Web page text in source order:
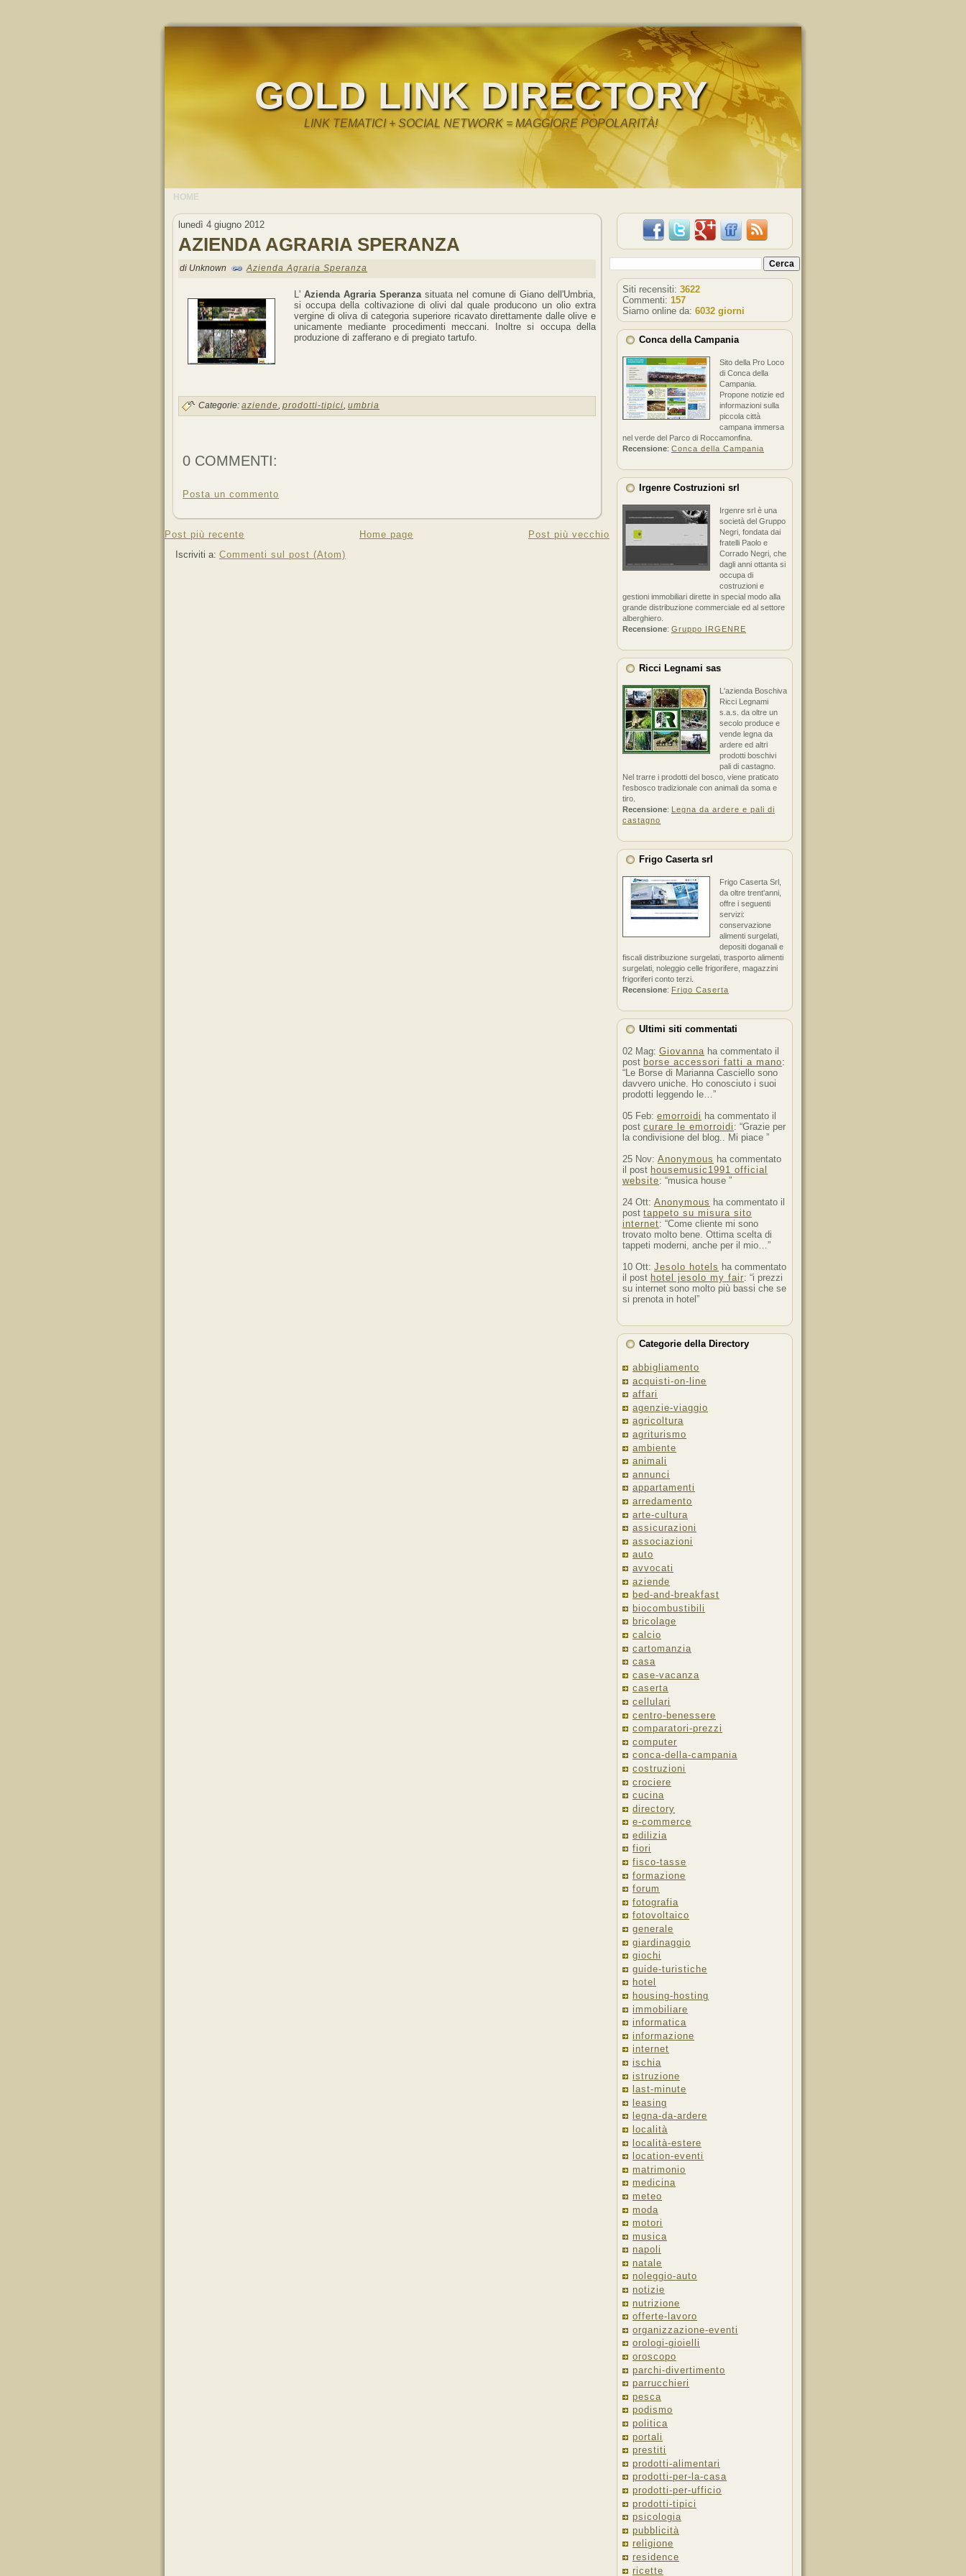
GOLD LINK DIRECTORY
LINK TEMATICI + SOCIAL NETWORK = MAGGIORE POPOLARITÀ!
HOME
lunedì 4 giugno 2012
AZIENDA AGRARIA SPERANZA
di Unknown Azienda Agraria Speranza
L' Azienda Agraria Speranzasituata nel comune di Giano dell'Umbria,
si occupa della coltivazione di olivi dal quale producono un olio extra
vergine di oliva di categoria superiore ricavato direttamente dalle olive e
unicamente mediante procedimenti meccani. Inoltre si occupa della
produzione di zafferano e di pregiato tartufo.
Categorie: aziende, prodotti-tipici, umbria
0 COMMENTI:
Posta un commento
Post più recente Post più vecchio
Home page
Iscriviti a: Commenti sul post (Atom)
Siti recensiti: 3622
Commenti: 157
Siamo online da: 6032 giorni
Conca della Campania
Sito della Pro Loco
di Conca della
Campania.
Propone notizie ed
informazioni sulla
piccola città
campana immersa
nel verde del Parco di Roccamonfina.
Recensione: Conca della Campania
Irgenre Costruzioni srl
Irgenre srl è una
società del Gruppo
Negri, fondata dai
fratelli Paolo e
Corrado Negri, che
dagli anni ottanta si
occupa di
costruzioni e
gestioni immobiliari dirette in special modo alla
grande distribuzione commerciale ed al settore
alberghiero.
Recensione: Gruppo IRGENRE
Ricci Legnami sas
L'azienda Boschiva
Ricci Legnami
s.a.s. da oltre un
secolo produce e
vende legna da
ardere ed altri
prodotti boschivi
pali di castagno.
Nel trarre i prodotti del bosco, viene praticato
l'esbosco tradizionale con animali da soma e
tiro.
Recensione: Legna da ardere e pali di
castagno
Frigo Caserta srl
Frigo Caserta Srl,
da oltre trent'anni,
offre i seguenti
servizi:
conservazione
alimenti surgelati,
depositi doganali e
fiscali distribuzione surgelati, trasporto alimenti
surgelati, noleggio celle frigorifere, magazzini
frigoriferi conto terzi.
Recensione: Frigo Caserta
Ultimi siti commentati
02 Mag: Giovanna ha commentato il
post borse accessori fatti a mano:
“Le Borse di Marianna Casciello sono
davvero uniche. Ho conosciuto i suoi
prodotti leggendo le…”
05 Feb: emorroidi ha commentato il
post curare le emorroidi : “Grazie per
la condivisione del blog.. Mi piace ”
25 Nov: Anonymous ha commentato
il post housemusic1991 official
website: “musica house ”
24 Ott: Anonymous ha commentato il
post tappeto su misura sito
internet: “Come cliente mi sono
trovato molto bene. Ottima scelta di
tappeti moderni, anche per il mio…”
10 Ott: Jesolo hotels ha commentato
il post hotel jesolo my fair: “i prezzi
su internet sono molto più bassi che se
si prenota in hotel”
Categorie della Directory
abbigliamento
acquisti-on-line
affari
agenzie-viaggio
agricoltura
agriturismo
ambiente
animali
annunci
appartamenti
arredamento
arte-cultura
assicurazioni
associazioni
auto
avvocati
aziende
bed-and-breakfast
biocombustibili
bricolage
calcio
cartomanzia
casa
case-vacanza
caserta
cellulari
centro-benessere
comparatori-prezzi
computer
conca-della-campania
costruzioni
crociere
cucina
directory
e-commerce
edilizia
fiori
fisco-tasse
formazione
forum
fotografia
fotovoltaico
generale
giardinaggio
giochi
guide-turistiche
hotel
housing-hosting
immobiliare
informatica
informazione
internet
ischia
istruzione
last-minute
leasing
legna-da-ardere
località
località-estere
location-eventi
matrimonio
medicina
meteo
moda
motori
musica
napoli
natale
noleggio-auto
notizie
nutrizione
offerte-lavoro
organizzazione-eventi
orologi-gioielli
oroscopo
parchi-divertimento
parrucchieri
pesca
podismo
politica
portali
prestiti
prodotti-alimentari
prodotti-per-la-casa
prodotti-per-ufficio
prodotti-tipici
psicologia
pubblicità
religione
residence
ricette